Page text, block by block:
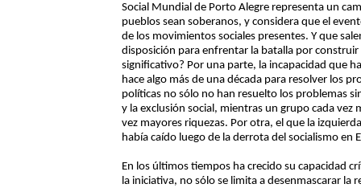
Social Mundial de Porto Alegre representa un
pueblos sean soberanos, y considera que el
de los movimientos sociales presentes. Y que
disposición para enfrentar la batalla por
significativo? Por una parte, la incapacidad que
hace algo más de una década para resolver los
políticas no sólo no han resuelto los problemas
y la exclusión social, mientras un grupo cada vez
vez mayores riquezas. Por otra, el que la
había caído luego de la derrota del socialismo en
En los últimos tiempos ha crecido su capacidad
la iniciativa, no sólo se limita a desenmascarar la